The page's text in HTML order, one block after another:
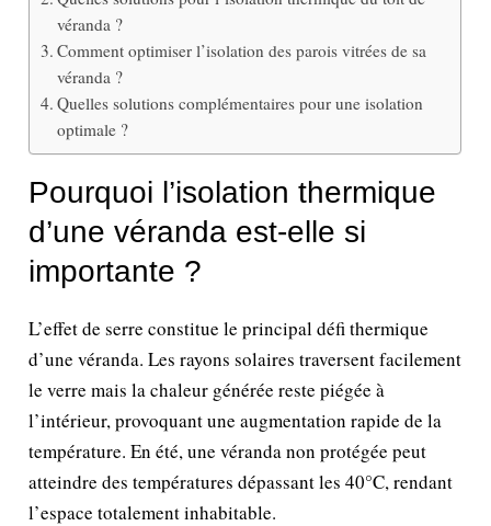
véranda ?
Comment optimiser l’isolation des parois vitrées de sa
véranda ?
Quelles solutions complémentaires pour une isolation
optimale ?
Pourquoi l’isolation thermique
d’une véranda est-elle si
importante ?
L’effet de serre constitue le principal défi thermique
d’une véranda. Les rayons solaires traversent facilement
le verre mais la chaleur générée reste piégée à
l’intérieur, provoquant une augmentation rapide de la
température. En été, une véranda non protégée peut
atteindre des températures dépassant les 40°C, rendant
l’espace totalement inhabitable.